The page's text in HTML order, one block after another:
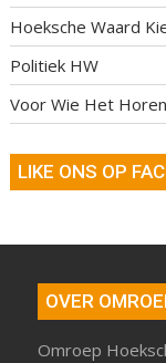
Hoeksche Waard
Politiek HW
Voor Wie Het
LIKE ONS OP
OVER
Omroep